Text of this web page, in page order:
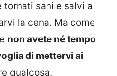
tornati sani e salvi a
la cena. Ma come
non avete né tempo
di mettervi ai
qualcosa.